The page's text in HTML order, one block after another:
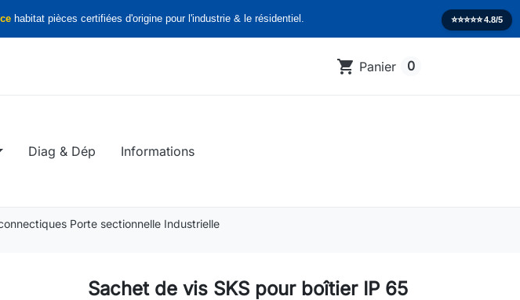
habitat pièces certifiées d'origine pour l'industrie & le résidentiel. ⭐️⭐️⭐️⭐️⭐️4.8/5
shopping_cart Panier 0
Diag & Dép Informations
Porte sectionnelle Industrielle
Sachet de vis SKS pour boîtier IP 65